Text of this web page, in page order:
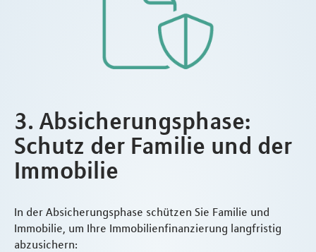
3. Absicherungsphase:
Schutz der Familie und der
Immobilie
In der Absicherungsphase schützen Sie Familie und
Immobilie, um Ihre Immobilienfinanzierung langfristig
abzusichern: